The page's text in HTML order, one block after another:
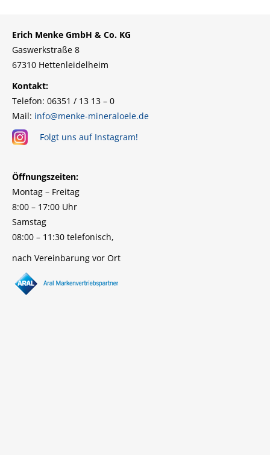
Erich Menke GmbH & Co. KG
Gaswerkstraße 8
67310 Hettenleidelheim
Kontakt:
Telefon: 06351 / 13 13 – 0
Mail: info@menke-mineraloele.de
Folgt uns auf Instagram!
Öffnungszeiten:
Montag – Freitag
8:00 – 17:00 Uhr
Samstag
08:00 – 11:30 telefonisch,
nach Vereinbarung vor Ort